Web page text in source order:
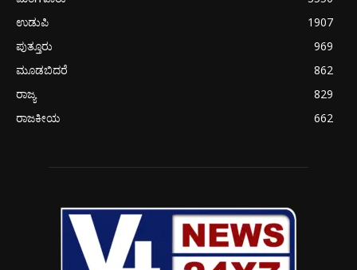
ಉಡುಪಿ
1907
ಪುತ್ತೂರು
969
ಮೂಡಬಿದರೆ
862
ರಾಜ್ಯ
829
ರಾಜಕೀಯ
662